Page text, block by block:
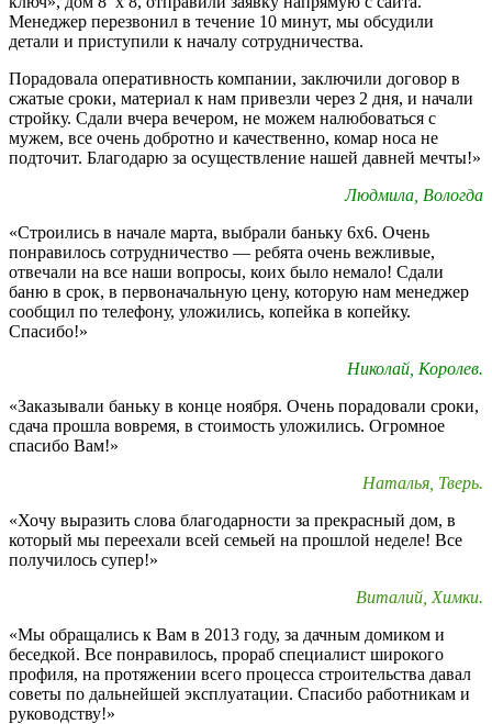
Менеджер перезвонил в течение 10 минут, мы обсудили
детали и приступили к началу сотрудничества.
Порадовала оперативность компании, заключили договор в
сжатые сроки, материал к нам привезли через 2 дня, и начали
стройку. Сдали вчера вечером, не можем налюбоваться с
мужем, все очень добротно и качественно, комар носа не
подточит. Благодарю за осуществление нашей давней мечты!»
Людмила, Вологда
«Строились в начале марта, выбрали баньку 6х6. Очень
понравилось сотрудничество — ребята очень вежливые,
отвечали на все наши вопросы, коих было немало! Сдали
баню в срок, в первоначальную цену, которую нам менеджер
сообщил по телефону, уложились, копейка в копейку.
Спасибо!»
Николай, Королев.
«Заказывали баньку в конце ноября. Очень порадовали сроки,
сдача прошла вовремя, в стоимость уложились. Огромное
спасибо Вам!»
Наталья, Тверь.
«Хочу выразить слова благодарности за прекрасный дом, в
который мы переехали всей семьей на прошлой неделе! Все
получилось супер!»
Виталий, Химки.
«Мы обращались к Вам в 2013 году, за дачным домиком и
беседкой. Все понравилось, прораб специалист широкого
профиля, на протяжении всего процесса строительства давал
советы по дальнейшей эксплуатации. Спасибо работникам и
руководству!»